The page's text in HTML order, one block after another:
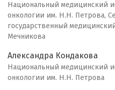
Национальный медицинский
онкологии им. Н.Н. Петрова,
государственный
Мечникова
Александра Кондакова
Национальный медицинский
онкологии им. Н.Н. Петрова